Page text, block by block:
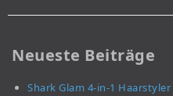
Neueste Beiträge
Shark Glam 4-in-1